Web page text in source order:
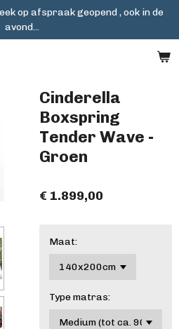
op afspraak geopend , ook in de
avond...
Cinderella
Boxspring
Tender Wave -
Groen
€ 1.899,00
Maat:
Type matras: